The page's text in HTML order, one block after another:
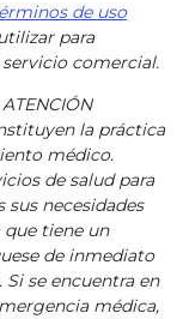
de uso
para
comercial.
la práctica
médico.
de salud para
necesidades
que tiene un
de inmediato
se encuentra en
médica,